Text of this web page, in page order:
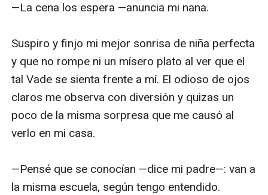
—La cena los espera —anuncia mi nana.
Suspiro y finjo mi mejor sonrisa de niña perfecta
y que no rompe ni un mísero plato al ver que el
tal Vade se sienta frente a mí. El odioso de ojos
claros me observa con diversión y quizas un
poco de la misma sorpresa que me causó al
verlo en mi casa.
—Pensé que se conocían —dice mi padre—: van a
la misma escuela, según tengo entendido.